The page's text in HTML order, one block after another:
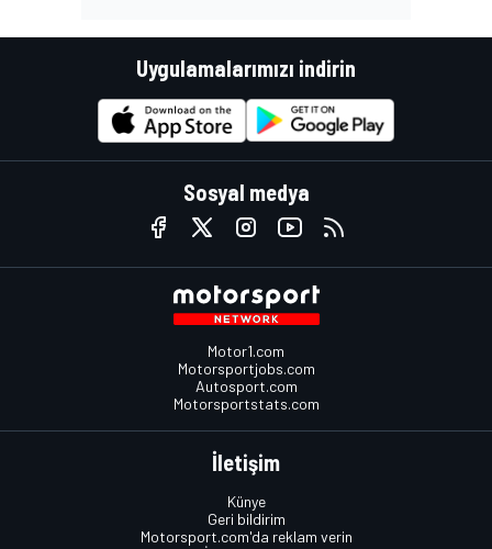
Uygulamalarımızı indirin
Sosyal medya
Motor1.com
Motorsportjobs.com
Autosport.com
Motorsportstats.com
İletişim
Künye
Geri bildirim
Motorsport.com'da reklam verin